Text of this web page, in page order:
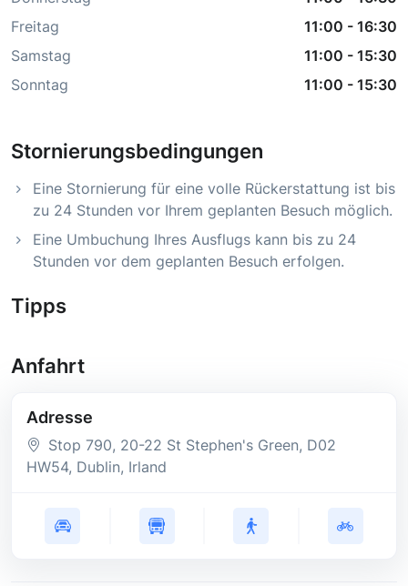
Freitag
11:00 - 16:30
Samstag
11:00 - 15:30
Sonntag
11:00 - 15:30
Stornierungsbedingungen
Eine Stornierung für eine volle Rückerstattung ist bis
zu 24 Stunden vor Ihrem geplanten Besuch möglich.
Eine Umbuchung Ihres Ausflugs kann bis zu 24
Stunden vor dem geplanten Besuch erfolgen.
Tipps
Anfahrt
Adresse
Stop 790, 20-22 St Stephen's Green, D02
HW54, Dublin, Irland